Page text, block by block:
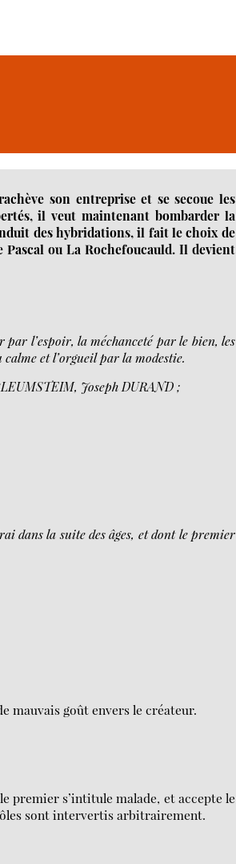
son entreprise et se secoue les
il veut maintenant bombarder la
des hybridations, il fait le choix de
ou La Rochefoucauld. Il devient
l’espoir, la méchanceté par le bien, les
et l’orgueil par la modestie.
Joseph DURAND ;
dans la suite des âges, et dont le premier
mauvais goût envers le créateur.
premier s’intitule malade, et accepte le
sont intervertis arbitrairement.